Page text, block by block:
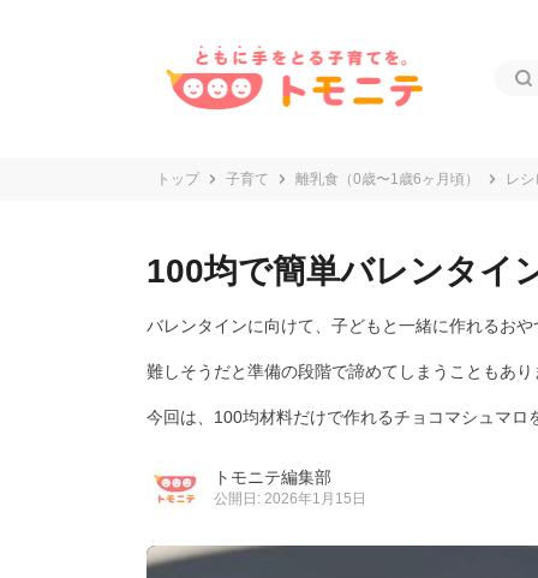
トップ 子育て 離乳食（0歳〜1歳6ヶ月頃） レ
100均で簡単バレンタイ
バレンタインに向けて、子どもと一緒に作れるお
難しそうだと準備の段階で諦めてしまうこともあり
今回は、100均材料だけで作れるチョコマシュマロ
トモニテ編集部
公開日: 2026年1月15日